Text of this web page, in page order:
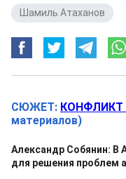
Шамиль Атаханов
СЮЖЕТ: КОНФЛИКТ
материалов)
Александр Собянин: В
для решения проблем